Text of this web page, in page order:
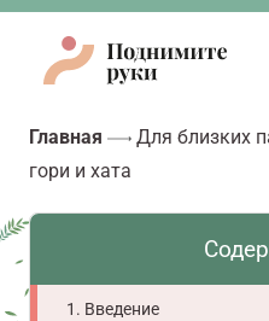
Главная Для близких
гори и хата
Введение